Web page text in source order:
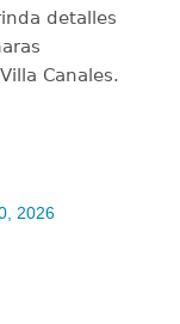
detalles
Canales.
2026